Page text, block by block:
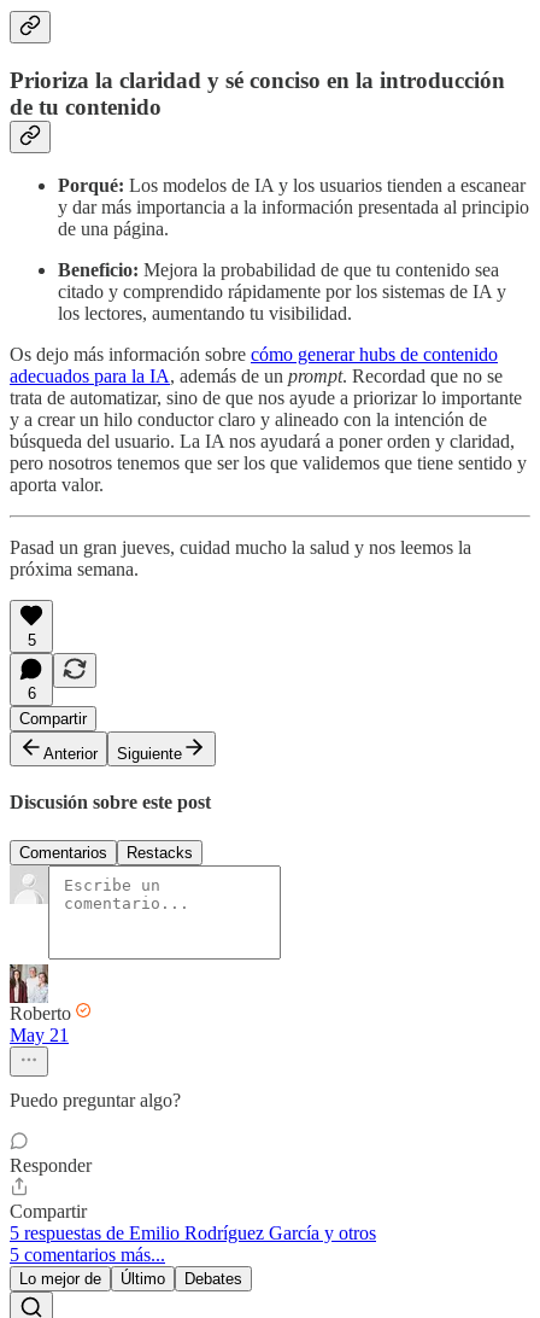
Prioriza la claridad y sé conciso en la introducción
de tu contenido
Porqué: Los modelos de IA y los usuarios tienden a escanear
y dar más importancia a la información presentada al principio
de una página.
Beneficio: Mejora la probabilidad de que tu contenido sea
citado y comprendido rápidamente por los sistemas de IA y
los lectores, aumentando tu visibilidad.
Os dejo más información sobre cómo generar hubs de contenido
adecuados para la IA, además de un prompt. Recordad que no se
trata de automatizar, sino de que nos ayude a priorizar lo importante
y a crear un hilo conductor claro y alineado con la intención de
búsqueda del usuario. La IA nos ayudará a poner orden y claridad,
pero nosotros tenemos que ser los que validemos que tiene sentido y
aporta valor.
Pasad un gran jueves, cuidad mucho la salud y nos leemos la
próxima semana.
5
6
Compartir
Anterior
Siguiente
Discusión sobre este post
Comentarios Restacks
Roberto
May 21
Puedo preguntar algo?
Responder
Compartir
5 respuestas de Emilio Rodríguez García y otros
5 comentarios más...
Lo mejor de Último Debates